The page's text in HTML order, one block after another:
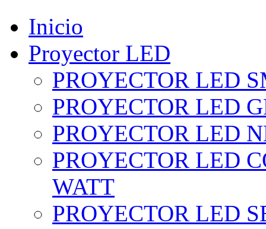
Inicio
Proyector LED
PROYECTOR LED
PROYECTOR LED
PROYECTOR LED
PROYECTOR LED
WATT
PROYECTOR LED